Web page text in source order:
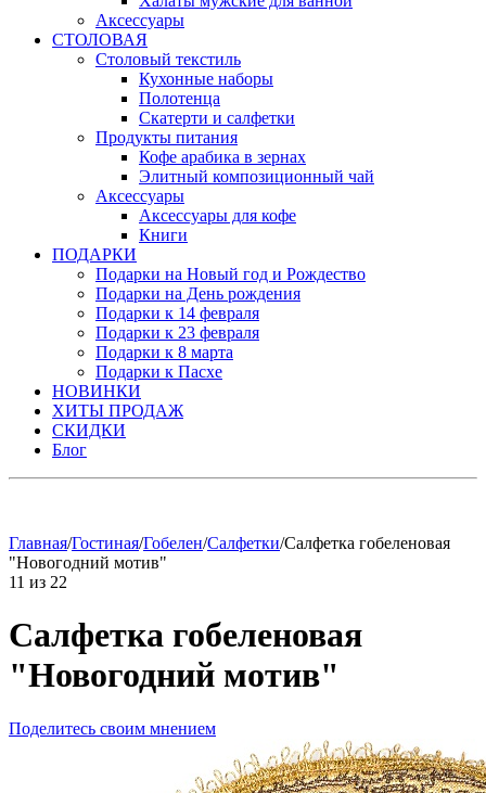
Аксессуары
СТОЛОВАЯ
Столовый текстиль
Кухонные наборы
Полотенца
Скатерти и салфетки
Продукты питания
Кофе арабика в зернах
Элитный композиционный чай
Аксессуары
Аксессуары для кофе
Книги
ПОДАРКИ
Подарки на Новый год и Рождество
Подарки на День рождения
Подарки к 14 февраля
Подарки к 23 февраля
Подарки к 8 марта
Подарки к Пасхе
НОВИНКИ
ХИТЫ ПРОДАЖ
СКИДКИ
Блог
Главная/Гостиная/Гобелен/Салфетки/Салфетка гобеленовая
"Новогодний мотив"
11 из 22
Салфетка гобеленовая
"Новогодний мотив"
Поделитесь своим мнением